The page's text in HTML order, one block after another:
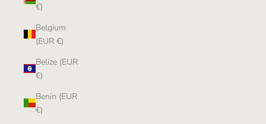
€)
Belgium
(EUR €)
Belize (EUR
€)
Benin (EUR
€)